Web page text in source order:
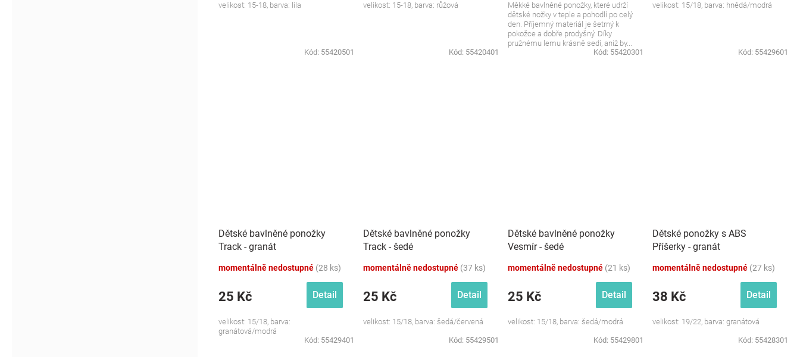
velikost: 15-18, barva: lila
Kód: 55420501
velikost: 15-18, barva: růžová
Kód: 55420401
Měkké bavlněné ponožky, které udrží
dětské nožky v teple a pohodlí po celý
den. Příjemný materiál je šetrný k
pokožce a dobře prodyšný. Díky
pružnému lemu krásně sedí, aniž by...
Kód: 55420301
velikost: 15/18, barva: hnědá/modrá
Kód: 55429601
Dětské bavlněné ponožky
Track - granát
momentálně nedostupné (28 ks)
25 Kč Detail
velikost: 15/18, barva:
granátová/modrá
Kód: 55429401
Dětské bavlněné ponožky
Track - šedé
momentálně nedostupné (37 ks)
25 Kč Detail
velikost: 15/18, barva: šedá/červená
Kód: 55429501
Dětské bavlněné ponožky
Vesmír - šedé
momentálně nedostupné (21 ks)
25 Kč Detail
velikost: 15/18, barva: šedá/modrá
Kód: 55429801
Dětské ponožky s ABS
Příšerky - granát
momentálně nedostupné (27 ks)
38 Kč Detail
velikost: 19/22, barva: granátová
Kód: 55428301